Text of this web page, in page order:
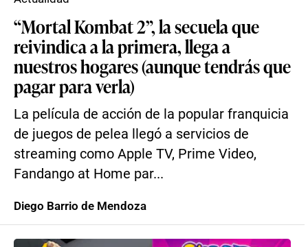
“Mortal Kombat 2”, la secuela que
reivindica a la primera, llega a
nuestros hogares (aunque tendrás que
pagar para verla)
La película de acción de la popular franquicia
de juegos de pelea llegó a servicios de
streaming como Apple TV, Prime Video,
Fandango at Home par...
Diego Barrio de Mendoza